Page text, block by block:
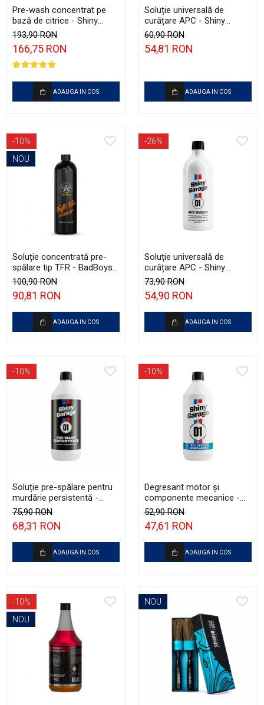
Pre-wash concentrat pe
bază de citrice - Shiny
Garage Citrus Infused TFR
(5L)
193,90 RON
166,75 RON
ADAUGA IN COS
Soluție universală de
curățare APC - Shiny
Garage All Around APC (1L)
60,90 RON
54,81 RON
ADAUGA IN COS
-10%
NOU
Soluție concentrată pre-
spălare tip TFR - BadBoys
Traffic Film Remover TFR
(1L)
100,90 RON
90,81 RON
ADAUGA IN COS
-26%
Soluție universală de
curățare APC - Shiny
Garage APC Green (1L)
73,90 RON
54,90 RON
ADAUGA IN COS
-10%
Soluție pre-spălare pentru
murdărie persistentă -
Shiny Garage Citrus
Infused TFR (1L)
75,90 RON
68,31 RON
ADAUGA IN COS
-10%
Degresant motor și
componente mecanice -
Shiny Garage Red Devil (1L)
52,90 RON
47,61 RON
ADAUGA IN COS
-10%
NOU
NOU